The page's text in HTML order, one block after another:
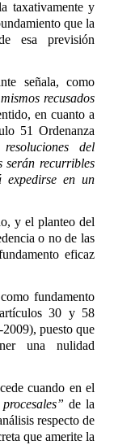
taxativamente y
que la
esa previsión
señala, como
recusados
en cuanto a
51 Ordenanza
del
serán recurribles
en un
y el planteo del
o no de las
eficaz
fundamento
30 y 58
puesto que
una nulidad
cuando en el
de la
respecto de
que amerite la